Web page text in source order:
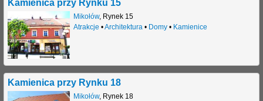
Kamienica przy Rynku 15
Mikołów, Rynek 15
Atrakcje •Architektura • Domy• Kamienice
Kamienica przy Rynku 18
Mikołów, Rynek 18